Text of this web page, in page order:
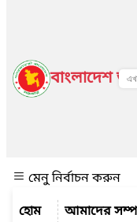
বাংলাদেশ
মেনু নির্বাচন করুন
আমাদের